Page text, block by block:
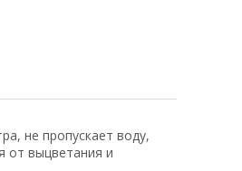
не пропускает воду,
от выцветания и